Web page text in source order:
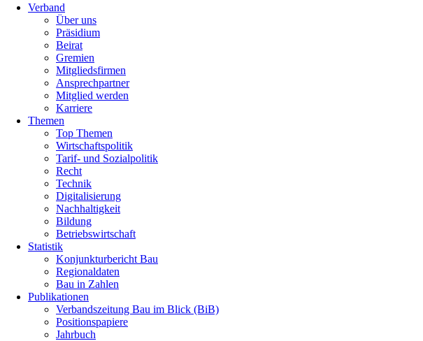
Verband
Über uns
Präsidium
Beirat
Gremien
Mitgliedsfirmen
Ansprechpartner
Mitglied werden
Karriere
Themen
Top Themen
Wirtschaftspolitik
Tarif- und Sozialpolitik
Recht
Technik
Digitalisierung
Nachhaltigkeit
Bildung
Betriebswirtschaft
Statistik
Konjunkturbericht Bau
Regionaldaten
Bau in Zahlen
Publikationen
Verbandszeitung Bau im Blick (BiB)
Positionspapiere
Jahrbuch